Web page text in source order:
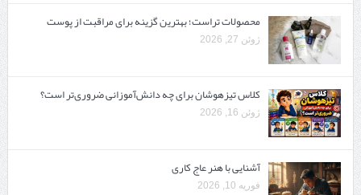
محصولات تراست؛ بهترین گزینه برای مراقبت از پوست
ژوئن 27, 2026
کلاس تیزهوشان برای چه دانش‌آموزانی ضروری‌تر است؟
ژوئن 16, 2026
آشنایی با هنر عاج کاری
فوریه 10, 2026